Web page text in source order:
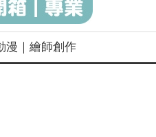
漫｜繪師創作